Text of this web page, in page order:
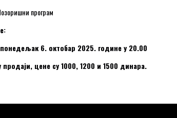
програм
6. октобар 2025. године у 20.00
продаји, цене су 1000, 1200 и 1500 динара.